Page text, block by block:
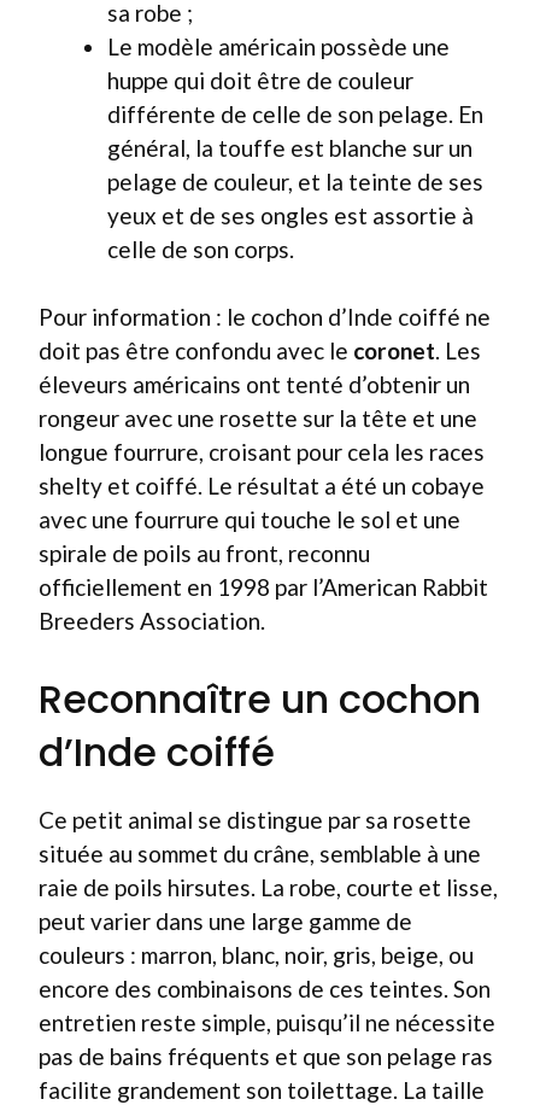
sa robe ;
Le modèle américain possède une
huppe qui doit être de couleur
différente de celle de son pelage. En
général, la touffe est blanche sur un
pelage de couleur, et la teinte de ses
yeux et de ses ongles est assortie à
celle de son corps.
Pour information : le cochon d’Inde coiffé ne
doit pas être confondu avec le coronet. Les
éleveurs américains ont tenté d’obtenir un
rongeur avec une rosette sur la tête et une
longue fourrure, croisant pour cela les races
shelty et coiffé. Le résultat a été un cobaye
avec une fourrure qui touche le sol et une
spirale de poils au front, reconnu
officiellement en 1998 par l’American Rabbit
Breeders Association.
Reconnaître un cochon
d’Inde coiffé
Ce petit animal se distingue par sa rosette
située au sommet du crâne, semblable à une
raie de poils hirsutes. La robe, courte et lisse,
peut varier dans une large gamme de
couleurs : marron, blanc, noir, gris, beige, ou
encore des combinaisons de ces teintes. Son
entretien reste simple, puisqu’il ne nécessite
pas de bains fréquents et que son pelage ras
facilite grandement son toilettage. La taille